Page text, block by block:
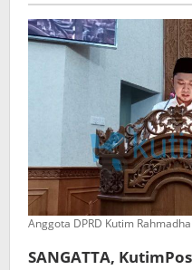
Anggota DPRD Kutim
SANGATTA,